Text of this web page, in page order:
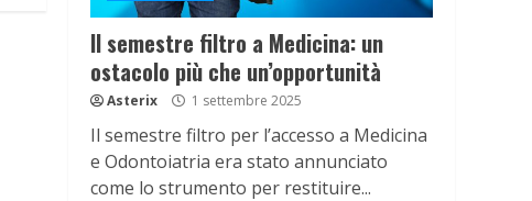
Il semestre filtro a Medicina: un
ostacolo più che un’opportunità
Asterix 1 settembre 2025
Il semestre filtro per l’accesso a Medicina
e Odontoiatria era stato annunciato
come lo strumento per restituire...